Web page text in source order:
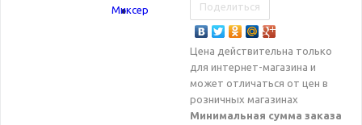
Поделиться
Цена действительна только
для интернет-магазина и
может отличаться от цен в
розничных магазинах
Минимальная сумма заказа